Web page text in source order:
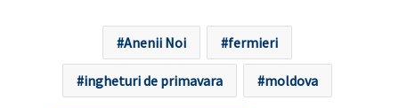
Anenii Noi fermieri
ingheturi de primavara moldova